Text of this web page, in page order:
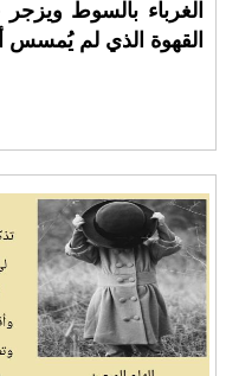
الغرباء بالسوط
القهوة الذي لم يُمسس